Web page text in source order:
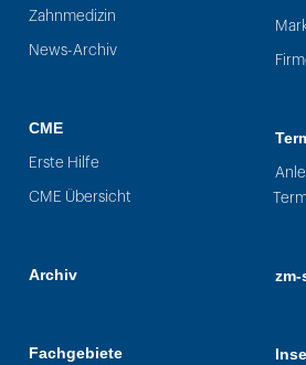
Zahnmedizin
News-Archiv
CME
Erste Hilfe
CME Übersicht
Archiv
Fachgebiete